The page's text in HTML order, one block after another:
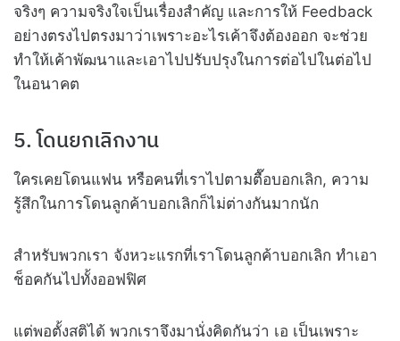
จริงๆ ความจริงใจเป็นเรื่องสำคัญ และการให้ Feedback
อย่างตรงไปตรงมาว่าเพราะอะไรเค้าจึงต้องออก จะช่วย
ทำให้เค้าพัฒนาและเอาไปปรับปรุงในการต่อไปในต่อไป
ในอนาคต
5. โดนยกเลิกงาน
ใครเคยโดนแฟน หรือคนที่เราไปตามตื๊อบอกเลิก, ความ
รู้สึกในการโดนลูกค้าบอกเลิกก็ไม่ต่างกันมากนัก
สำหรับพวกเรา จังหวะแรกที่เราโดนลูกค้าบอกเลิก ทำเอา
ช็อคกันไปทั้งออฟฟิศ
แต่พอตั้งสติได้ พวกเราจึงมานั่งคิดกันว่า เอ เป็นเพราะ